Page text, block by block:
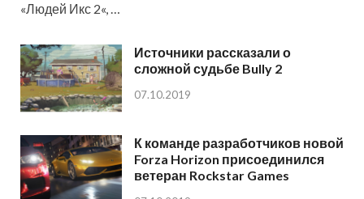
«Людей Икс 2«, …
Источники рассказали о
сложной судьбе Bully 2
07.10.2019
К команде разработчиков новой
Forza Horizon присоединился
ветеран Rockstar Games